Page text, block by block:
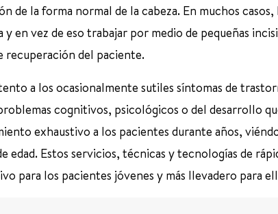
de la forma normal de la cabeza. En muchos
en vez de eso trabajar por medio de pequeñas
recuperación del paciente.
a los ocasionalmente sutiles síntomas de
cognitivos, psicológicos o del desarrollo
exhaustivo a los pacientes durante años,
edad. Estos servicios, técnicas y tecnologías de
para los pacientes jóvenes y más llevadero para